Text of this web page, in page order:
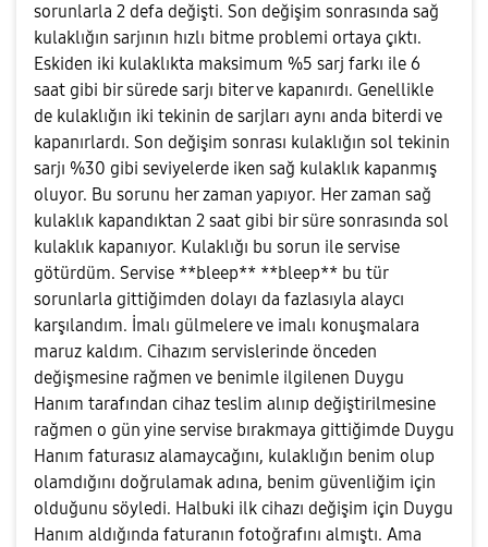
sorunlarla 2 defa değişti. Son değişim sonrasında sağ
kulaklığın sarjının hızlı bitme problemi ortaya çıktı.
Eskiden iki kulaklıkta maksimum %5 sarj farkı ile 6
saat gibi bir sürede sarjı biter ve kapanırdı. Genellikle
de kulaklığın iki tekinin de sarjları aynı anda biterdi ve
kapanırlardı. Son değişim sonrası kulaklığın sol tekinin
sarjı %30 gibi seviyelerde iken sağ kulaklık kapanmış
oluyor. Bu sorunu her zaman yapıyor. Her zaman sağ
kulaklık kapandıktan 2 saat gibi bir süre sonrasında sol
kulaklık kapanıyor. Kulaklığı bu sorun ile servise
götürdüm. Servise **bleep** **bleep** bu tür
sorunlarla gittiğimden dolayı da fazlasıyla alaycı
karşılandım. İmalı gülmelere ve imalı konuşmalara
maruz kaldım. Cihazım servislerinde önceden
değişmesine rağmen ve benimle ilgilenen Duygu
Hanım tarafından cihaz teslim alınıp değiştirilmesine
rağmen o gün yine servise bırakmaya gittiğimde Duygu
Hanım faturasız alamaycağını, kulaklığın benim olup
olamdığını doğrulamak adına, benim güvenliğim için
olduğunu söyledi. Halbuki ilk cihazı değişim için Duygu
Hanım aldığında faturanın fotoğrafını almıştı. Ama